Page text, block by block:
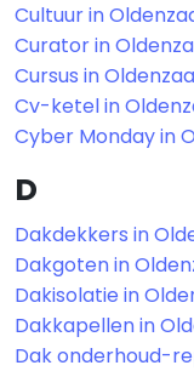
Cultuur in
Curator in
Cursus in
Cv-ketel in
Cyber Monday in
D
Dakdekkers in
Dakgoten in
Dakisolatie in
Dakkapellen in
Dak onderhoud-